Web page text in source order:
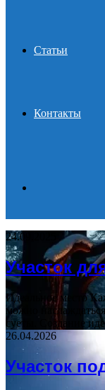
Статьи
Контакты
for
24.09.2025
Участок
Идеальное место
можно
суеты. Создание
26.04.2026
Участок